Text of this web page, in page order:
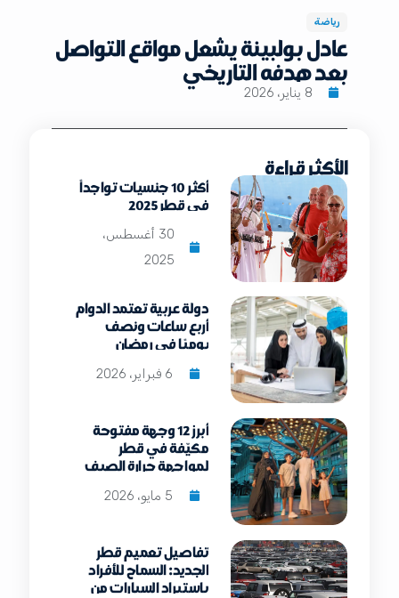
رياضة
عادل بولبينة يشعل مواقع التواصل
بعد هدفه التاريخي
8 يناير، 2026
الأكثر قراءة
أكثر 10 جنسيات تواجداً
في قطر 2025
30 أغسطس،
2025
دولة عربية تعتمد الدوام
أربع ساعات ونصف
يوميًا في رمضان
6 فبراير، 2026
أبرز 12 وجهة مفتوحة
مكيّفة في قطر
لمواجهة حرارة الصيف
5 مايو، 2026
تفاصيل تعميم قطر
الجديد: السماح للأفراد
باستيراد السيارات من